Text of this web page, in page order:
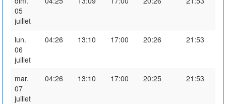
05
juillet
lun.
06
juillet
04:26 13:10 17:00 20:26 21:53
mar.
07
juillet
04:26 13:10 17:00 20:25 21:53